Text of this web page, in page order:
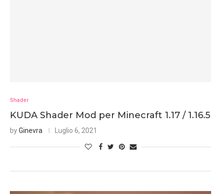
Shader
KUDA Shader Mod per Minecraft 1.17 / 1.16.5
byGinevra Luglio 6, 2021